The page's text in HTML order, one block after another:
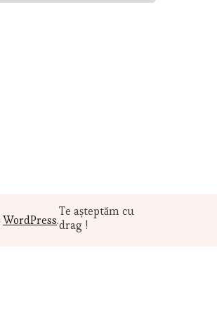
WordPress.
Te așteptăm cu
drag !